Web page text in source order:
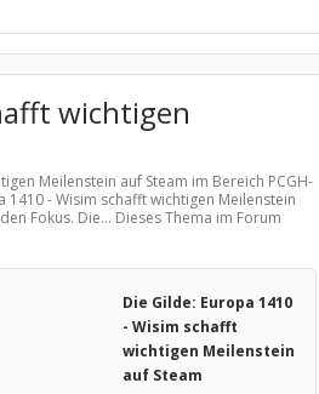
wichtigen
Meilenstein auf Steam im Bereich PCGH-
1410 - Wisim schafft wichtigen Meilenstein
Fokus. Die... Dieses Thema im Forum
Die Gilde: Europa 1410
- Wisim schafft
wichtigen Meilenstein
auf Steam